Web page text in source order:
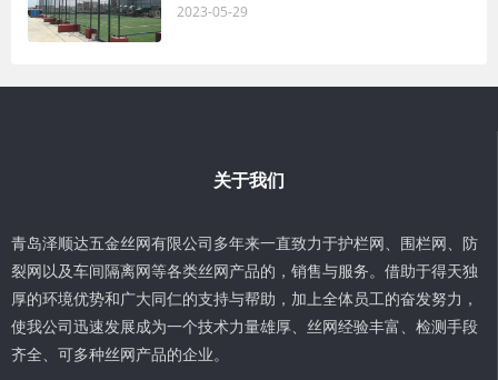
2023-05-29
关于我们
青岛泽顺达五金丝网有限公司多年来一直致力于护栏网、围栏网、防
裂网以及车间隔离网等各类丝网产品的，销售与服务。借助于得天独
厚的环境优势和广大同仁的支持与帮助，加上全体员工的奋发努力，
使我公司迅速发展成为一个技术力量雄厚、丝网经验丰富、检测手段
齐全、可多种丝网产品的企业。